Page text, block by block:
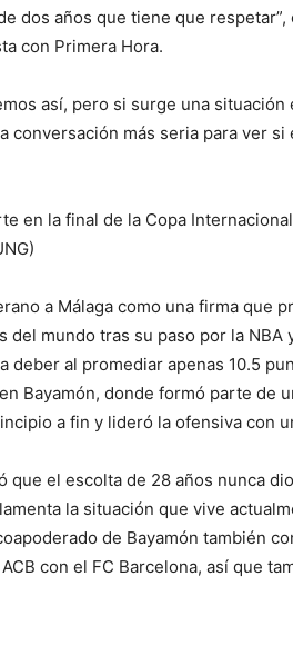
dos años que tiene que
con Primera Hora.
así, pero si surge una
conversación más seria para ver
en la final de la Copa
a Málaga como una firma que
del mundo tras su paso por la NBA
deber al promediar apenas 10.5
Bayamón, donde formó parte de
a fin y lideró la ofensiva con
que el escolta de 28 años nunca
la situación que vive
de Bayamón también
con el FC Barcelona, así que